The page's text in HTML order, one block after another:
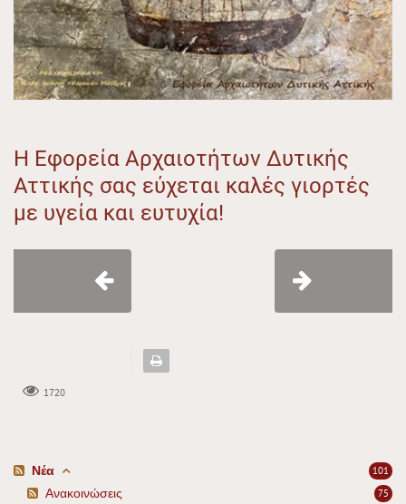
Η Εφορεία Αρχαιοτήτων Δυτικής
Αττικής σας εύχεται καλές γιορτές
με υγεία και ευτυχία!
1720
101
Νέα
75
Ανακοινώσεις